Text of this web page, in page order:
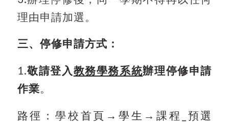
理由申請加選。
三、停修申請方式：
1.敬請登入 教務學務系統辦理停修申請
作業。
路徑： 學校 首頁→ 學生→ 課程_
預選